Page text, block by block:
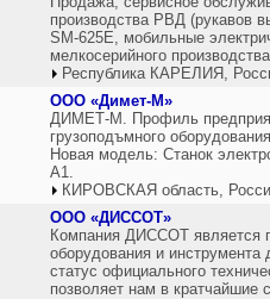
производства РВД (рукавов
SM-625E, мобильные
мелкосерийного
Республика КАРЕЛИЯ,
ООО «Димет-М»
ДИМЕТ-М. Профиль
грузоподъмного
Новая модель: Станок
А1.
КИРОВСКАЯ область,
ООО «ДИССОТ»
Компания ДИССОТ является
оборудования и
статус официального
позволяет нам в кратчайшие